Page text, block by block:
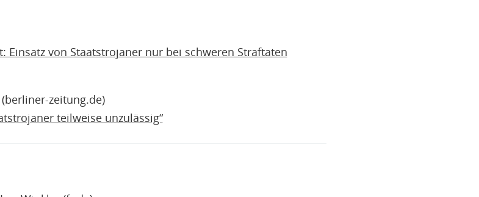
Einsatz von Staatstrojaner nur bei schweren Straftaten
zeitung.de)
teilweise unzulässig“